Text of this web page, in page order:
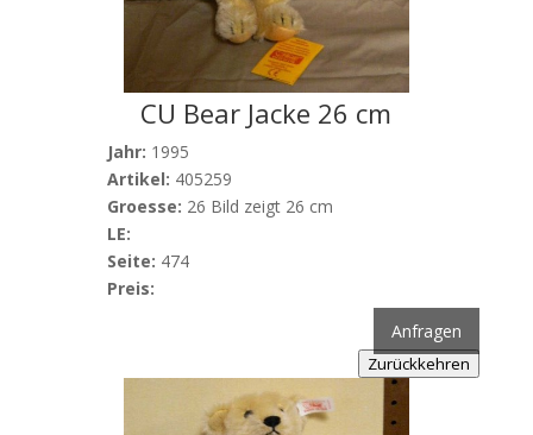
CU Bear Jacke 26 cm
Jahr: 1995
Artikel: 405259
Groesse: 26 Bild zeigt 26 cm
LE:
Seite: 474
Preis:
Anfragen
Zurückkehren